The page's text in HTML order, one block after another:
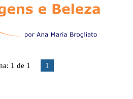
1 de 1 1